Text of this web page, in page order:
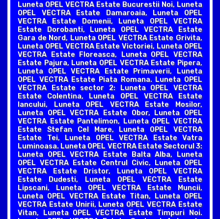
Luneta OPEL VECTRA Estate Bucurestii Noi, Luneta
OPEL VECTRA Estate Damaroaia, Luneta OPEL
VECTRA Estate Domenii, Luneta OPEL VECTRA
Estate Dorobanti, Luneta OPEL VECTRA Estate
Gara de Nord, Luneta OPEL VECTRA Estate Grivita,
Luneta OPEL VECTRA Estate Victoriei, Luneta OPEL
VECTRA Estate Floreasca, Luneta OPEL VECTRA
Estate Pajura, Luneta OPEL VECTRA Estate Pipera,
Luneta OPEL VECTRA Estate Primaverii, Luneta
OPEL VECTRA Estate Piata Romana. Luneta OPEL
VECTRA Estate sector 2: Luneta OPEL VECTRA
Estate Colentina, Luneta OPEL VECTRA Estate
Iancului, Luneta OPEL VECTRA Estate Mosilor,
Luneta OPEL VECTRA Estate Obor, Luneta OPEL
VECTRA Estate Pantelimon, Luneta OPEL VECTRA
Estate Stefan Cel Mare, Luneta OPEL VECTRA
Estate Tei, Luneta OPEL VECTRA Estate Vatra
Luminoasa. Luneta OPEL VECTRA Estate Sectorul 3:
Luneta OPEL VECTRA Estate Balta Alba, Luneta
OPEL VECTRA Estate Centrul Civic, Luneta OPEL
VECTRA Estate Dristor, Luneta OPEL VECTRA
Estate Dudesti, Luneta OPEL VECTRA Estate
Lipscani, Luneta OPEL VECTRA Estate Muncii,
Luneta OPEL VECTRA Estate Titan, Luneta OPEL
VECTRA Estate Unirii, Luneta OPEL VECTRA Estate
Vitan, Luneta OPEL VECTRA Estate Timpuri Noi.